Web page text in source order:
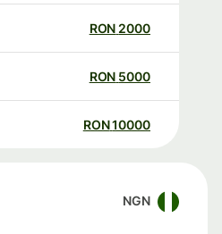
2000
RON
5000
RON
10000
RON
NGN